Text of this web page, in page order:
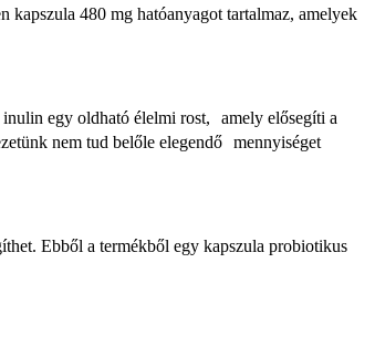
480 mg hatóanyagot tartalmaz, amelyek
egy oldható élelmi rost, amely elősegíti a
nem tud belőle elegendő mennyiséget
Ebből a termékből egy kapszula probiotikus